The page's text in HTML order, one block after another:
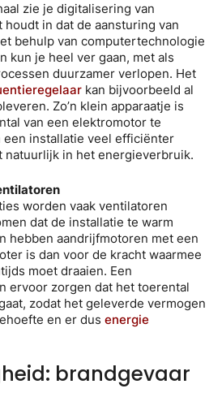
zie je digitalisering van
in dat de aansturing van
behulp van computertechnologie
kun je heel ver gaan, met als
duurzamer verlopen. Het
kan bijvoorbeeld al
Zo’n klein apparaatje is
van een elektromotor te
een installatie veel efficiënter
natuurlijk in het energieverbruik.
worden vaak ventilatoren
dat de installatie te warm
hebben aandrijfmotoren met een
is dan voor de kracht waarmee
moet draaien. Een
ervoor zorgen dat het toerental
zodat het geleverde vermogen
en er dus energie
brandgevaar